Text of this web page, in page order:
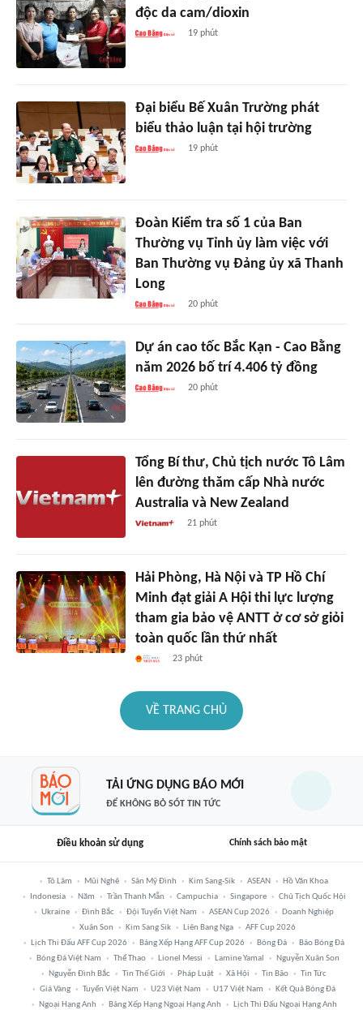
độc da cam/dioxin
19 phút
Đại biểu Bế Xuân Trường phát
biểu thảo luận tại hội trường
19 phút
Đoàn Kiểm tra số 1 của Ban
Thường vụ Tỉnh ủy làm việc với
Ban Thường vụ Đảng ủy xã Thanh
Long
20 phút
Dự án cao tốc Bắc Kạn - Cao Bằng
năm 2026 bố trí 4.406 tỷ đồng
20 phút
Tổng Bí thư, Chủ tịch nước Tô Lâm
lên đường thăm cấp Nhà nước
Australia và New Zealand
21 phút
Hải Phòng, Hà Nội và TP Hồ Chí
Minh đạt giải A Hội thi lực lượng
tham gia bảo vệ ANTT ở cơ sở giỏi
toàn quốc lần thứ nhất
23 phút
VỀ TRANG CHỦ
TẢI ỨNG DỤNG BÁO MỚI
ĐỂ KHÔNG BỎ SÓT TIN TỨC
Điều khoản sử dụng Chính sách bảo mật
Tô Lâm Mũi Nghê Sân Mỹ Đình Kim Sang-Sik ASEAN
Hồ Văn Khoa
Indonesia
Năm Trần Thanh Mẫn Campuchia Singapore
Chủ Tịch Quốc Hội
Ukraine
Đình Bắc Đội Tuyển Việt Nam ASEAN Cup 2026
Doanh Nghiệp
Xuân Son
Kim Sang Sik Liên Bang Nga
AFF Cup 2026
Lịch Thi Đấu AFF Cup 2026
Bảng Xếp Hạng AFF Cup 2026 Bóng Đá
Báo Bóng Đá
Bóng Đá Việt Nam
Thể Thao Lionel Messi Lamine Yamal
Nguyễn Xuân Son
Nguyễn Đình Bắc
Tin Thế Giới Pháp Luật Xã Hội Tin Bão
Tin Tức
Giá Vàng
Tuyển Việt Nam U23 Việt Nam U17 Việt Nam
Kết Quả Bóng Đá
Ngoại Hạng Anh
Bảng Xếp Hạng Ngoại Hạng Anh Lịch Thi Đấu Ngoại Hạng Anh